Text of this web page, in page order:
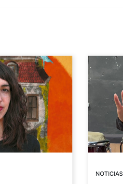
NOTICIAS